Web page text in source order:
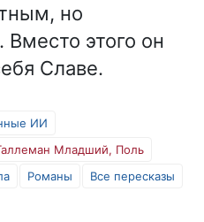
но
этого он
Славе.
ИИ
Младший, Поль
Романы
Все пересказы